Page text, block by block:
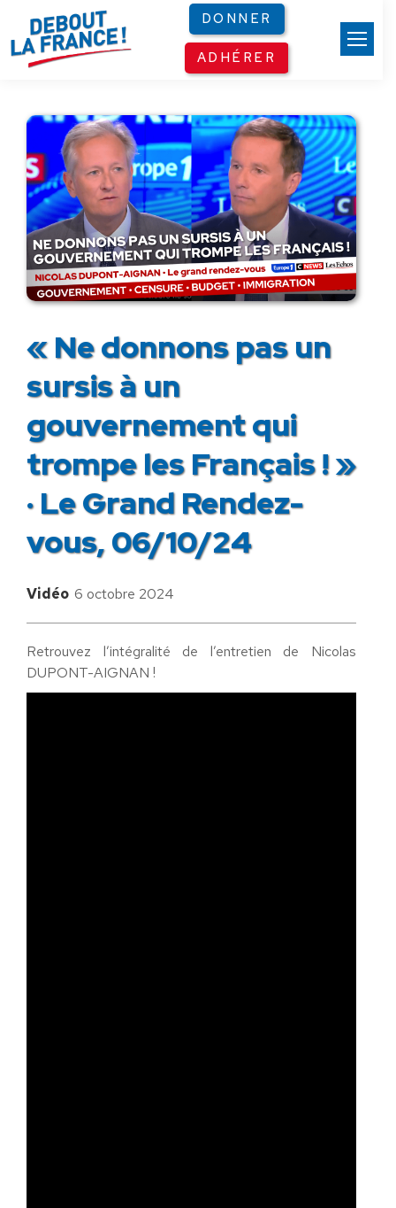
DONNER
ADHÉRER
« Ne donnons pas un
sursis à un
gouvernement qui
trompe les Français ! »
· Le Grand Rendez-
vous, 06/10/24
Vidéo 6 octobre 2024
Retrouvez l’intégralité de l’entretien de Nicolas
DUPONT-AIGNAN !
Panneau de gestion des cookies